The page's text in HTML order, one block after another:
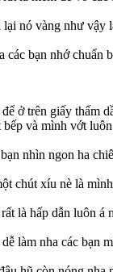
nó vàng như vậy
các bạn nhớ chuẩn
ở trên giấy thấm
và mình vớt
nhìn ngon ha
chút xíu nè là
là hấp dẫn luôn á
làm nha các bạn